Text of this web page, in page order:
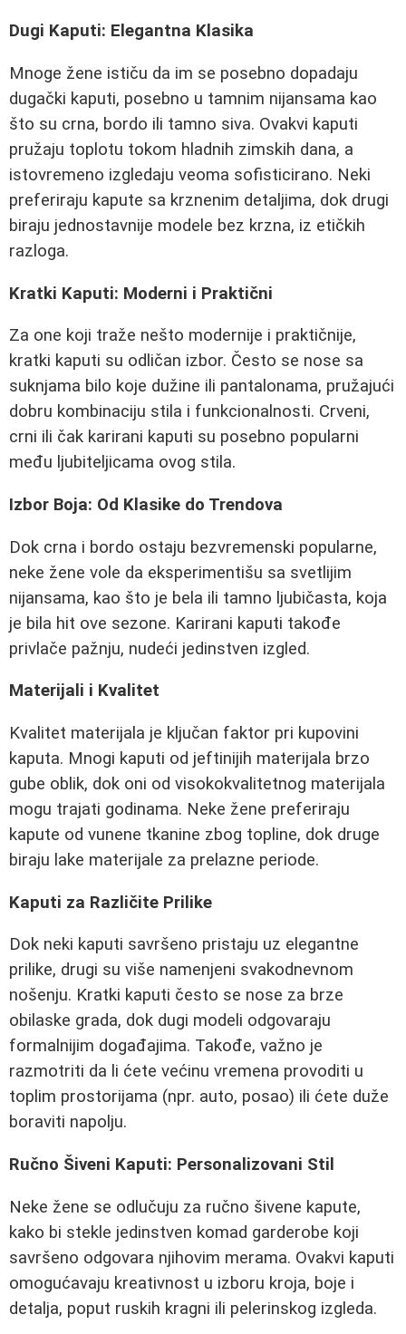
Dugi Kaputi: Elegantna Klasika
Mnoge žene ističu da im se posebno dopadaju
dugački kaputi, posebno u tamnim nijansama kao
što su crna, bordo ili tamno siva. Ovakvi kaputi
pružaju toplotu tokom hladnih zimskih dana, a
istovremeno izgledaju veoma sofisticirano. Neki
preferiraju kapute sa krznenim detaljima, dok drugi
biraju jednostavnije modele bez krzna, iz etičkih
razloga.
Kratki Kaputi: Moderni i Praktični
Za one koji traže nešto modernije i praktičnije,
kratki kaputi su odličan izbor. Često se nose sa
suknjama bilo koje dužine ili pantalonama, pružajući
dobru kombinaciju stila i funkcionalnosti. Crveni,
crni ili čak karirani kaputi su posebno popularni
među ljubiteljicama ovog stila.
Izbor Boja: Od Klasike do Trendova
Dok crna i bordo ostaju bezvremenski popularne,
neke žene vole da eksperimentišu sa svetlijim
nijansama, kao što je bela ili tamno ljubičasta, koja
je bila hit ove sezone. Karirani kaputi takođe
privlače pažnju, nudeći jedinstven izgled.
Materijali i Kvalitet
Kvalitet materijala je ključan faktor pri kupovini
kaputa. Mnogi kaputi od jeftinijih materijala brzo
gube oblik, dok oni od visokokvalitetnog materijala
mogu trajati godinama. Neke žene preferiraju
kapute od vunene tkanine zbog topline, dok druge
biraju lake materijale za prelazne periode.
Kaputi za Različite Prilike
Dok neki kaputi savršeno pristaju uz elegantne
prilike, drugi su više namenjeni svakodnevnom
nošenju. Kratki kaputi često se nose za brze
obilaske grada, dok dugi modeli odgovaraju
formalnijim događajima. Takođe, važno je
razmotriti da li ćete većinu vremena provoditi u
toplim prostorijama (npr. auto, posao) ili ćete duže
boraviti napolju.
Ručno Šiveni Kaputi: Personalizovani Stil
Neke žene se odlučuju za ručno šivene kapute,
kako bi stekle jedinstven komad garderobe koji
savršeno odgovara njihovim merama. Ovakvi kaputi
omogućavaju kreativnost u izboru kroja, boje i
detalja, poput ruskih kragni ili pelerinskog izgleda.